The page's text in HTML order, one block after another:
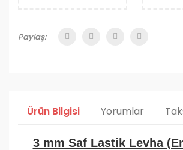
Paylaş:
Ürün Bilgisi Yorumlar
3 mm Saf Lastik Levha